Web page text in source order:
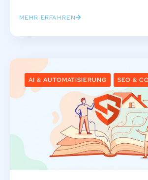
MEHR ERFAHREN
AI & AUTOMATISIERUNG SEO &